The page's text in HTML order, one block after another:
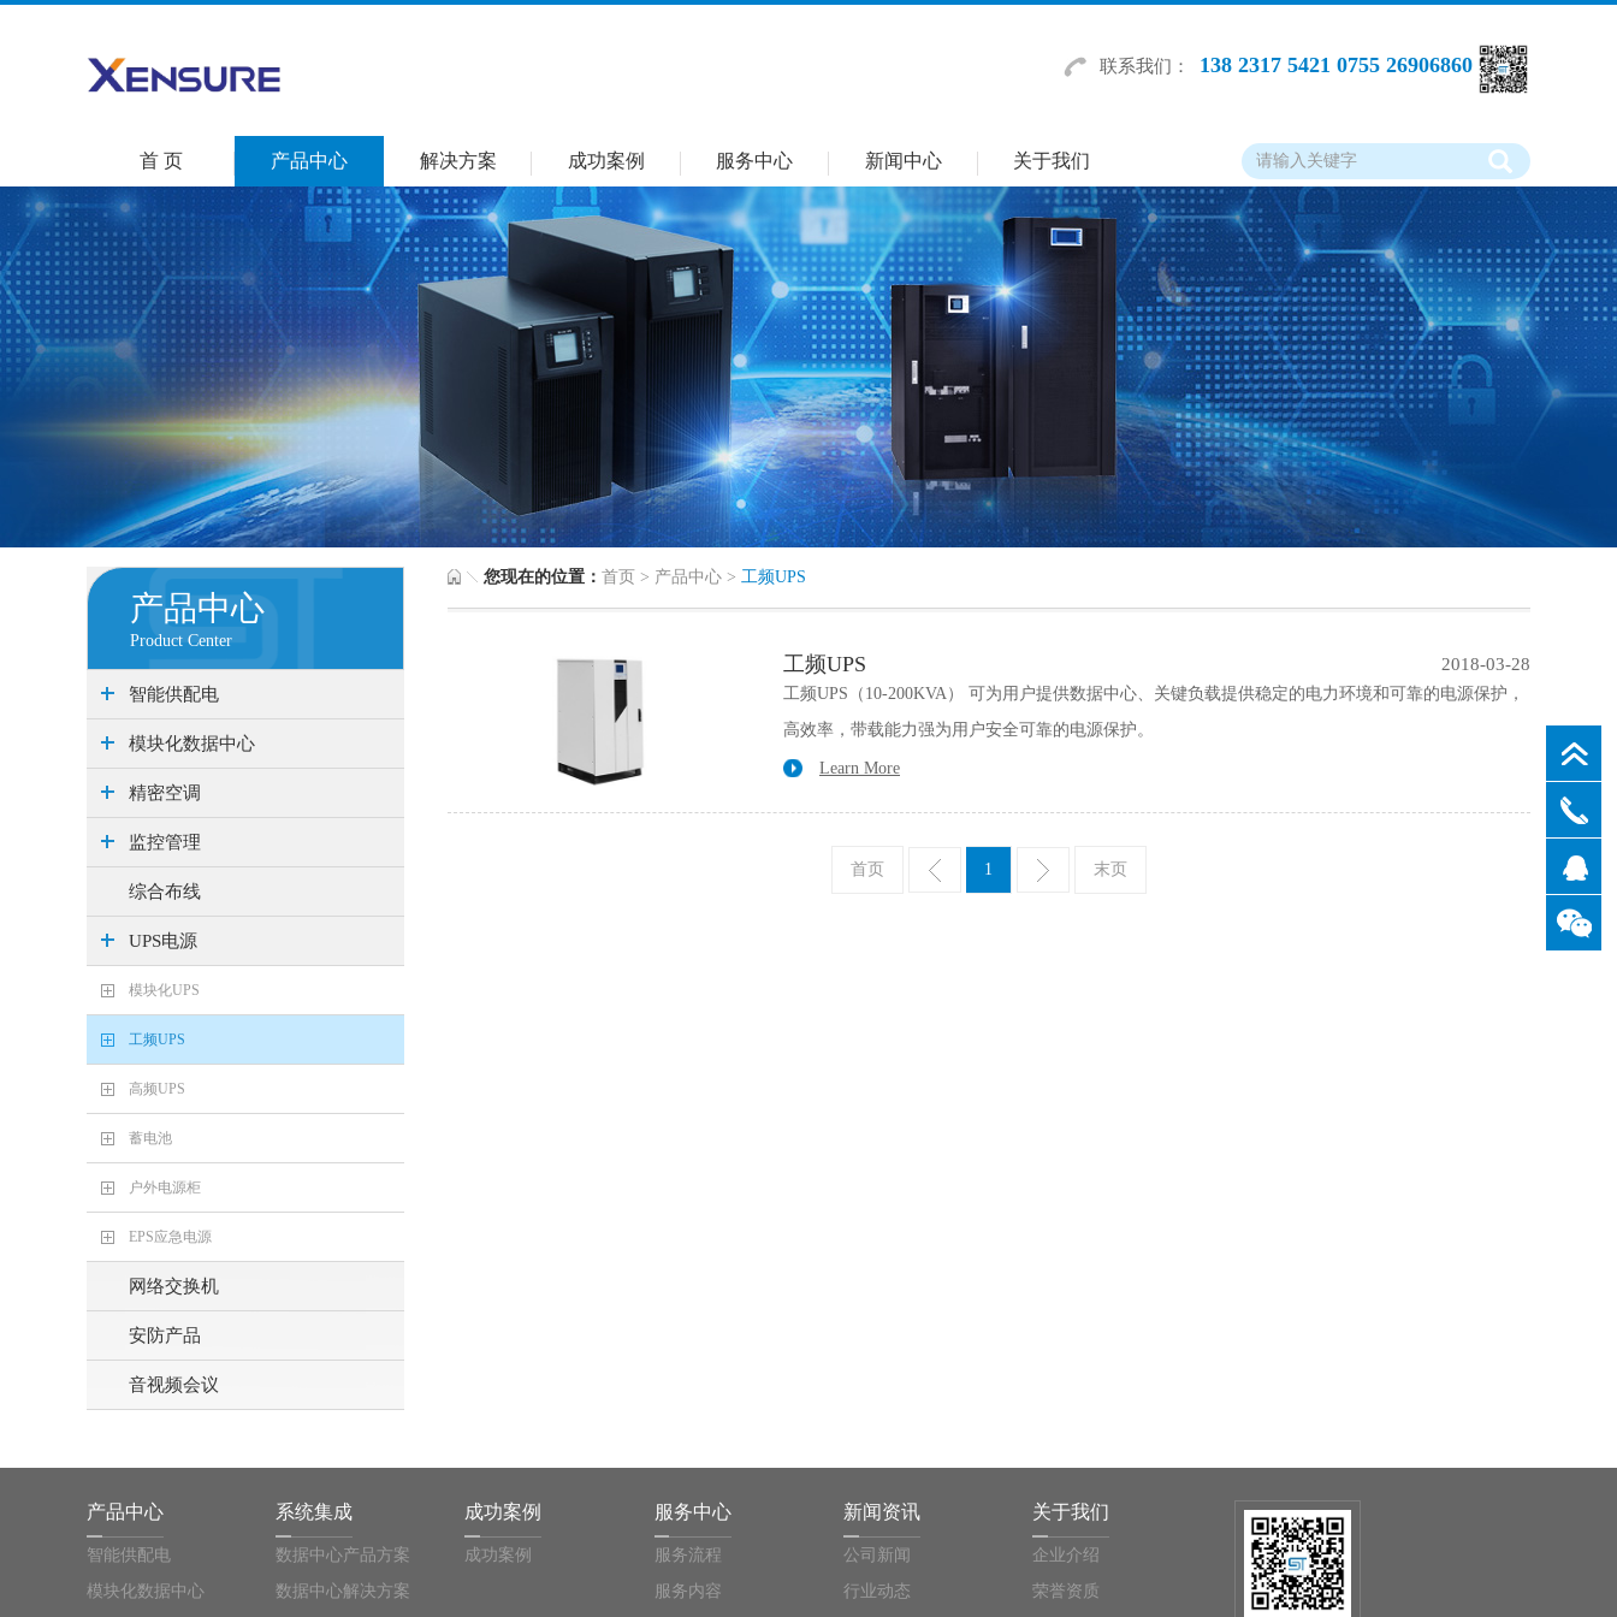
联系我们： 138 2317 5421 0755 26906860
首 页 产品中心 解决方案 成功案例 服务中心 新闻中心 关于我们
产品中心
Product Center
智能供配电
模块化数据中心
精密空调
监控管理
综合布线
UPS电源
模块化UPS
工频UPS
高频UPS
蓄电池
户外电源柜
EPS应急电源
网络交换机
安防产品
音视频会议
您现在的位置： 首页 > 产品中心 > 工频UPS
工频UPS 2018-03-28
工频UPS（10-200KVA） 可为用户提供数据中心、关键负载提供稳定的电力环境和可靠的电源保护，
高效率，带载能力强为用户安全可靠的电源保护。
Learn More
首页 1 末页
产品中心
智能供配电
模块化数据中心
系统集成
数据中心产品方案
数据中心解决方案
成功案例
成功案例
服务中心
服务流程
服务内容
新闻资讯
公司新闻
行业动态
关于我们
企业介绍
荣誉资质